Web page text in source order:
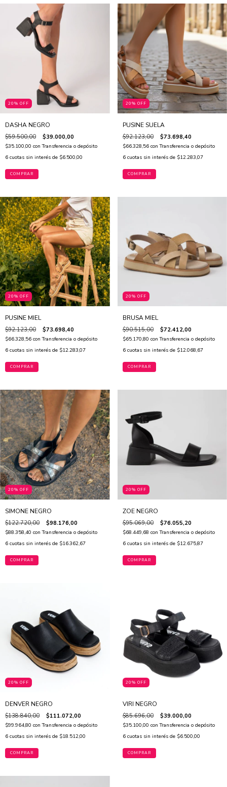
20% OFF
DASHA NEGRO
$59.500,00 $39.000,00
$35.100,00 con Transferencia o depósito
6 cuotas sin interés de $6.500,00
COMPRAR
20% OFF
PUSINE SUELA
$92.123,00 $73.698,40
$66.328,56 con Transferencia o depósito
6 cuotas sin interés de $12.283,07
COMPRAR
20% OFF
PUSINE MIEL
$92.123,00 $73.698,40
$66.328,56 con Transferencia o depósito
6 cuotas sin interés de $12.283,07
COMPRAR
20% OFF
BRUSA MIEL
$90.515,00 $72.412,00
$65.170,80 con Transferencia o depósito
6 cuotas sin interés de $12.068,67
COMPRAR
20% OFF
SIMONE NEGRO
$122.720,00 $98.176,00
$88.358,40 con Transferencia o depósito
6 cuotas sin interés de $16.362,67
COMPRAR
20% OFF
ZOE NEGRO
$95.069,00 $76.055,20
$68.449,68 con Transferencia o depósito
6 cuotas sin interés de $12.675,87
COMPRAR
20% OFF
DENVER NEGRO
$138.840,00 $111.072,00
$99.964,80 con Transferencia o depósito
6 cuotas sin interés de $18.512,00
COMPRAR
20% OFF
VIRI NEGRO
$85.696,00 $39.000,00
$35.100,00 con Transferencia o depósito
6 cuotas sin interés de $6.500,00
COMPRAR